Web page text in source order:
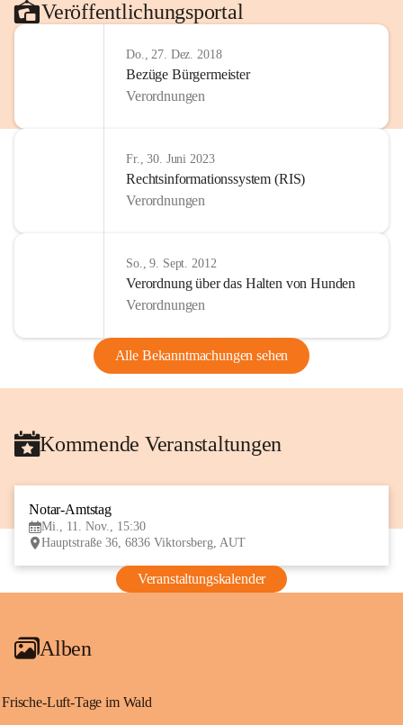
Veröffentlichungsportal
Do., 27. Dez. 2018
Bezüge Bürgermeister
Verordnungen
Fr., 30. Juni 2023
Rechtsinformationssystem (RIS)
Verordnungen
So., 9. Sept. 2012
Verordnung über das Halten von Hunden
Verordnungen
Alle Bekanntmachungen sehen
Kommende Veranstaltungen
Notar-Amtstag
Mi., 11. Nov., 15:30
Hauptstraße 36, 6836 Viktorsberg, AUT
Veranstaltungskalender
Alben
Frische-Luft-Tage im Wald